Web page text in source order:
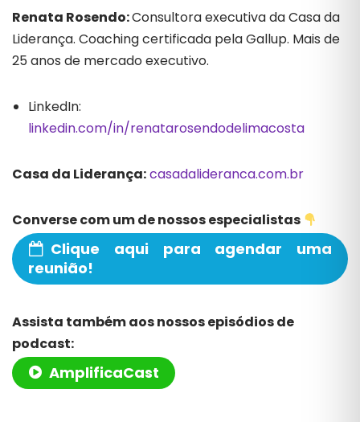
Renata Rosendo:Consultora executiva da Casa da
Liderança. Coaching certificada pela Gallup. Mais de
25 anos de mercado executivo.
LinkedIn:
linkedin.com/in/renatarosendodelimacosta
Casa da Liderança:casadalideranca.com.br
Converse com um de nossos especialistas
Clique aqui para agendar uma
reunião!
Assista também aos nossos episódios de
podcast:
AmplificaCast